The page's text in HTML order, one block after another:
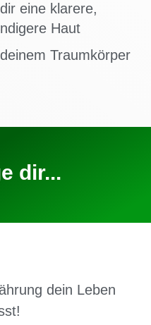
eine klarere,
Haut
Traumkörper
dir...
dein Leben